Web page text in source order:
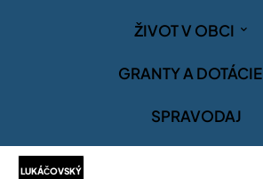
ŽIVOT V OBCI
GRANTY A DOTÁCIE
SPRAVODAJ
LUKÁČOVSKÝ